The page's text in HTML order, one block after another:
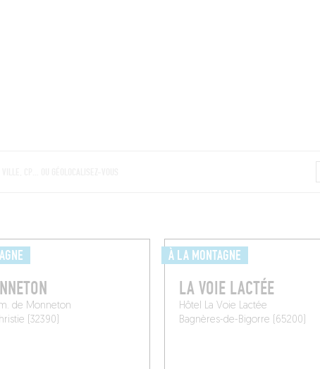
de Monneton
(32390)
À LA MONTAGNE
LA VOIE LACTÉE
Hôtel La Voie Lactée
Bagnères-de-Bigorre (65200)